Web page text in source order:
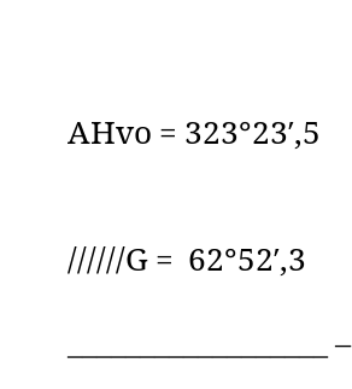
AHvo = 323°23′,5
//////G = 62°52′,3
__________________ –